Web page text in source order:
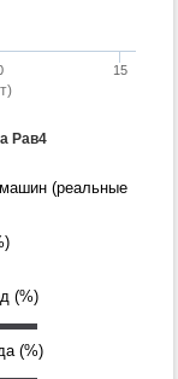
Рав4
15
(реальные
(%)
(%)